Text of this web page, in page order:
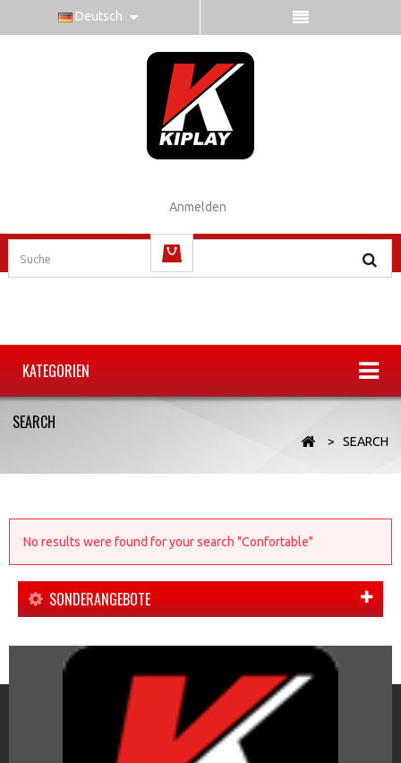
Deutsch
Anmelden
KATEGORIEN
SEARCH
> SEARCH
No results were found for your search "Confortable"
SONDERANGEBOTE